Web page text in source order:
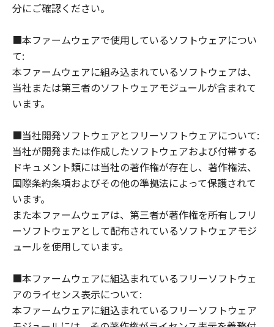
一般条項
することにより、お客様は、お客様が本契
束されることに合意したことになります。
お客様は、本契約が、本契約に規定される
よる一切の合意に優先する、お客様とキヤ
ノンとの契約の完全且つ唯一の表明である
ことに同意するものとします。キヤノンの
代表者が署名した書面によってキヤノンが
条項のいかなる変更も効力を有しないもの
とします。
キヤノン株式会社
キヤノンマーケティングジャパン株式会社
分にご確認ください。
■本ファームウェアで使用しているソフトウェアについ
て:
本ファームウェアに組み込まれているソフトウェアは、
当社または第三者のソフトウェアモジュールが含まれて
います。
■当社開発ソフトウェアとフリーソフトウェアについて:
当社が開発または作成したソフトウェアおよび付帯する
ドキュメント類には当社の著作権が存在し、著作権法、
国際条約条項およびその他の準拠法によって保護されて
います。
また本ファームウェアは、第三者が著作権を所有しフリ
ーソフトウェアとして配布されているソフトウェアモジ
ュールを使用しています。
■本ファームウェアに組込まれているフリーソフトウェ
アのライセンス表示について:
本ファームウェアに組込まれているフリーソフトウェア